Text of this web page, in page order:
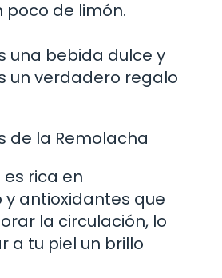
poco de limón.
una bebida dulce y
un verdadero regalo
la Remolacha
rica en
antioxidantes que
la circulación, lo
a tu piel un brillo